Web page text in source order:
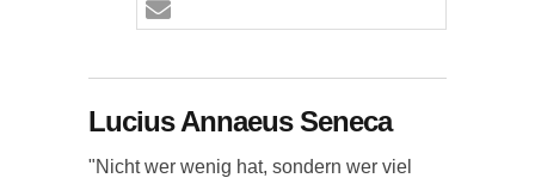
Lucius Annaeus Seneca
"Nicht wer wenig hat, sondern wer viel